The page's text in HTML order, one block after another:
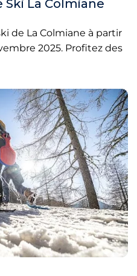
La Colmiane
de La Colmiane à partir
2025. Profitez des